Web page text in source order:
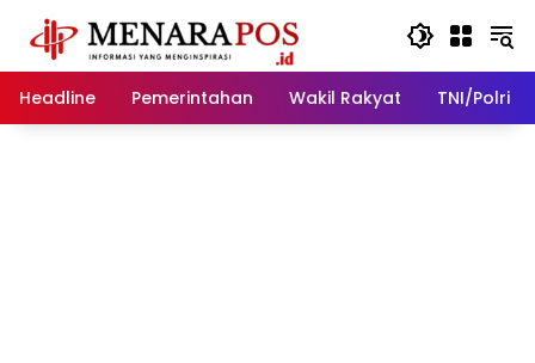
konten
Headline
Pemerintahan Wakil Rakyat TNI/Polri